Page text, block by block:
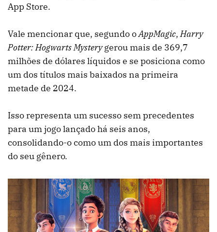
App Store.
Vale mencionar que, segundo oAppMagic,Harry
Potter: Hogwarts Mysterygerou mais de 369,7
milhões de dólares líquidos e se posiciona como
um dos títulos mais baixados na primeira
metade de 2024.
Isso representa um sucesso sem precedentes
para um jogo lançado há seis anos,
consolidando-o como um dos mais importantes
do seu gênero.